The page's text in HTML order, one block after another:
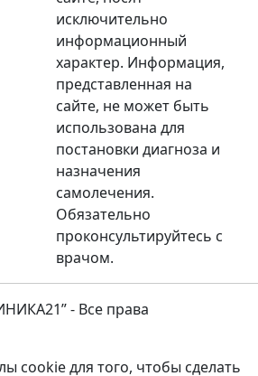
исключительно
информационный
характер. Информация,
представленная на
сайте, не может быть
использована для
постановки диагноза и
назначения
самолечения.
Обязательно
проконсультируйтесь с
врачом.
- Все права
cookie для того, чтобы сделать